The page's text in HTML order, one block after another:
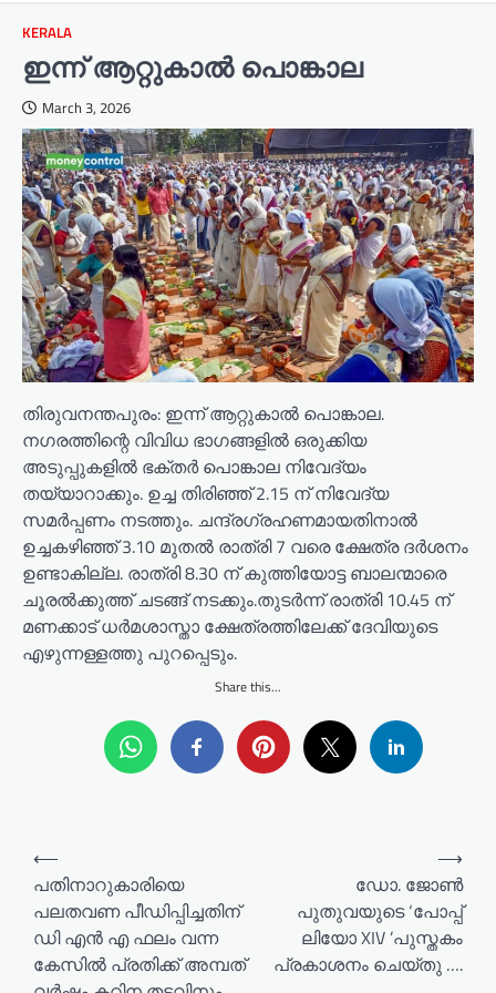
KERALA
ഇന്ന് ആറ്റുകാൽ പൊങ്കാല
March 3, 2026
തിരുവനന്തപുരം: ഇന്ന് ആറ്റുകാൽ പൊങ്കാല.
നഗരത്തിന്റെ വിവിധ ഭാഗങ്ങളിൽ ഒരുക്കിയ
അടുപ്പുകളിൽ ഭക്തർ പൊങ്കാല നിവേദ്യം
തയ്യാറാക്കും. ഉച്ച തിരിഞ്ഞ് 2.15 ന് നിവേദ്യ
സമർപ്പണം നടത്തും. ചന്ദ്രഗ്രഹണമായതിനാൽ
ഉച്ചകഴിഞ്ഞ് 3.10 മുതൽ രാത്രി 7 വരെ ക്ഷേത്ര ദർശനം
ഉണ്ടാകില്ല. രാത്രി 8.30 ന് കുത്തിയോട്ട ബാലന്മാരെ
ചൂരൽക്കുത്ത് ചടങ്ങ് നടക്കും.തുടർന്ന് രാത്രി 10.45 ന്
മണക്കാട് ധർമശാസ്താ ക്ഷേത്രത്തിലേക്ക് ദേവിയുടെ
എഴുന്നള്ളത്തു പുറപ്പെടും.
Share this...
⟵
പതിനാറുകാരിയെ
പലതവണ പീഡിപ്പിച്ചതിന്
ഡി എൻ എ ഫലം വന്ന
കേസിൽ പ്രതിക്ക് അമ്പത്
ഡോ. ജോൺ
പുതുവയുടെ ‘പോപ്പ്
ലിയോ XIV ’പുസ്തകം
പ്രകാശനം ചെയ്തു ….
⟶